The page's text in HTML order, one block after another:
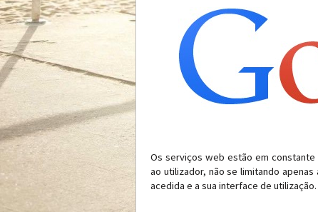
Os serviços web estão em
ao utilizador, não se limitando
acedida e a sua interface de utilização.